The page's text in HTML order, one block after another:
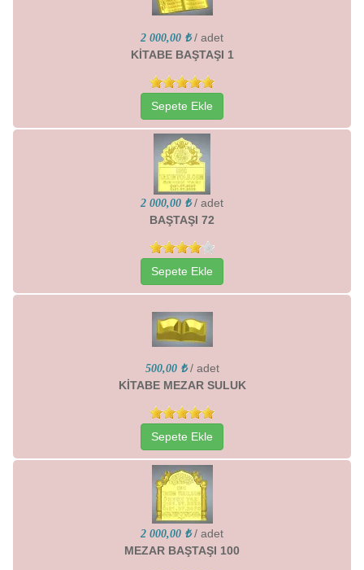
2 000,00 ₺ / adet
KİTABE BAŞTAŞI 1
Sepete Ekle
2 000,00 ₺ / adet
BAŞTAŞI 72
Sepete Ekle
500,00 ₺ / adet
KİTABE MEZAR SULUK
Sepete Ekle
2 000,00 ₺ / adet
MEZAR BAŞTAŞI 100